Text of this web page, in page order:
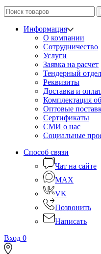
Информация
О компании
Сотрудничество
Услуги
Заявка на расчет
Тендерный отдел
Реквизиты
Доставка и
Комплектация
Оптовые
Сертификаты
СМИ о нас
Социальные
Способ связи
Чат на сайте
MAX
VK
Позвонить
Написать
Вход 0